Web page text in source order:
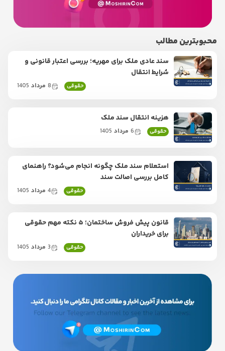
مطالب
سند عادی ملک برای مهریه؛ بررسی اعتبار قانونی و
شرایط انتقال
8 مرداد 1405
هزینه انتقال سند ملک
حقوقی 6 مرداد 1405
استعلام سند ملک چگونه انجام می‌شود؟ راهنمای
کامل بررسی اصالت سند
4 مرداد 1405
قانون پیش فروش ساختمان؛ ۵ نکته مهم حقوقی
برای خریداران
3 مرداد 1405